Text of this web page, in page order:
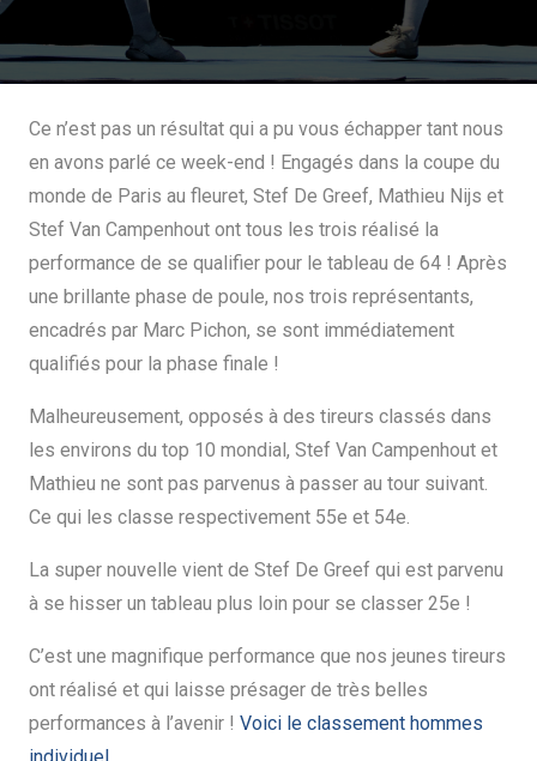
Ce n’est pas un résultat qui a pu vous échapper tant nous
en avons parlé ce week-end ! Engagés dans la coupe du
monde de Paris au fleuret, Stef De Greef, Mathieu Nijs et
Stef Van Campenhout ont tous les trois réalisé la
performance de se qualifier pour le tableau de 64 ! Après
une brillante phase de poule, nos trois représentants,
encadrés par Marc Pichon, se sont immédiatement
qualifiés pour la phase finale !
Malheureusement, opposés à des tireurs classés dans
les environs du top 10 mondial, Stef Van Campenhout et
Mathieu ne sont pas parvenus à passer au tour suivant.
Ce qui les classe respectivement 55e et 54e.
La super nouvelle vient de Stef De Greef qui est parvenu
à se hisser un tableau plus loin pour se classer 25e !
C’est une magnifique performance que nos jeunes tireurs
ont réalisé et qui laisse présager de très belles
performances à l’avenir ! Voici le classement hommes
individuel